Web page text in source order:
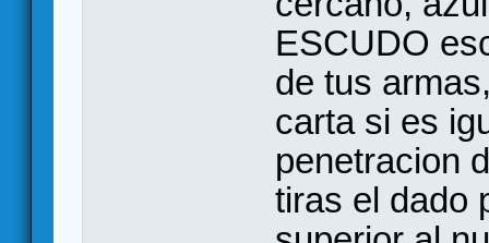
ESCUDO
de tus
carta si es
penetracion
tiras el dado